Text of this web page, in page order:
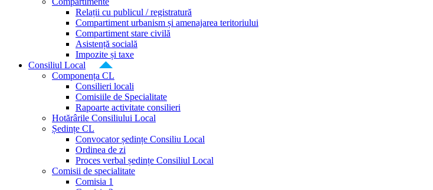
Relații cu publicul / registratură
Compartiment urbanism și amenajarea teritoriului
Compartiment stare civilă
Asistență socială
Impozite și taxe
Consiliul Local
Componența CL
Consilieri locali
Comisiile de Specialitate
Rapoarte activitate consilieri
Hotărârile Consiliului Local
Ședințe CL
Convocator ședințe Consiliu Local
Ordinea de zi
Proces verbal ședințe Consiliul Local
Comisii de specialitate
Comisia 1